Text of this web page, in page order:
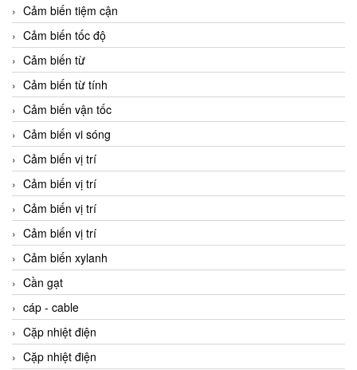
Cảm biến tiệm cận
Cảm biến tốc độ
Cảm biến từ
Cảm biến từ tính
Cảm biến vận tốc
Cảm biến vi sóng
Cảm biến vị trí
Cảm biến vị trí
Cảm biến vị trí
Cảm biến vị trí
Cảm biến xylanh
Cần gạt
cáp - cable
Cặp nhiệt điện
Cặp nhiệt điện